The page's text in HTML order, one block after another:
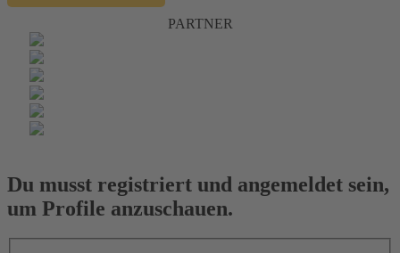
PARTNER
Du musst registriert und angemeldet sein,
um Profile anzuschauen.